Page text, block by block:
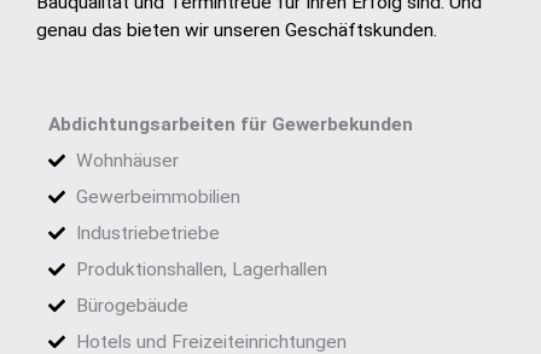
genau das bieten wir unseren Geschäftskunden.
Abdichtungsarbeiten für Gewerbekunden
Wohnhäuser
Gewerbeimmobilien
Industriebetriebe
Produktionshallen, Lagerhallen
Bürogebäude
Hotels und Freizeiteinrichtungen